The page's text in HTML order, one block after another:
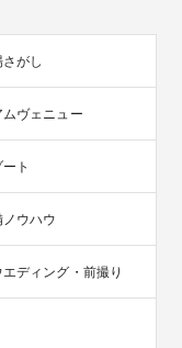
がし
ヴェニュー
ト
ウハウ
ディング・前撮り